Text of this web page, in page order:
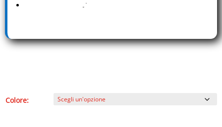
Colore: